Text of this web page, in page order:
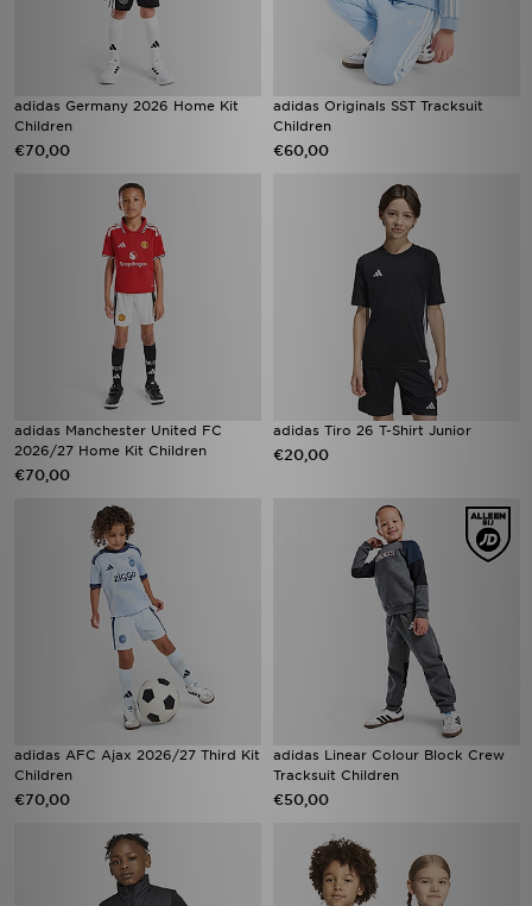
adidas Germany 2026 Home Kit
Children
€70,00
adidas Originals SST Tracksuit
Children
€60,00
adidas Manchester United FC
2026/27 Home Kit Children
€70,00
adidas Tiro 26 T-Shirt Junior
€20,00
adidas AFC Ajax 2026/27 Third Kit
Children
€70,00
adidas Linear Colour Block Crew
Tracksuit Children
€50,00